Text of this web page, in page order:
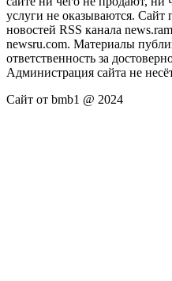
услуги не оказываются. Сайт
новостей RSS канала
newsru.com. Материалы
ответственность за
Администрация сайта не
Сайт от bmb1 @ 2024